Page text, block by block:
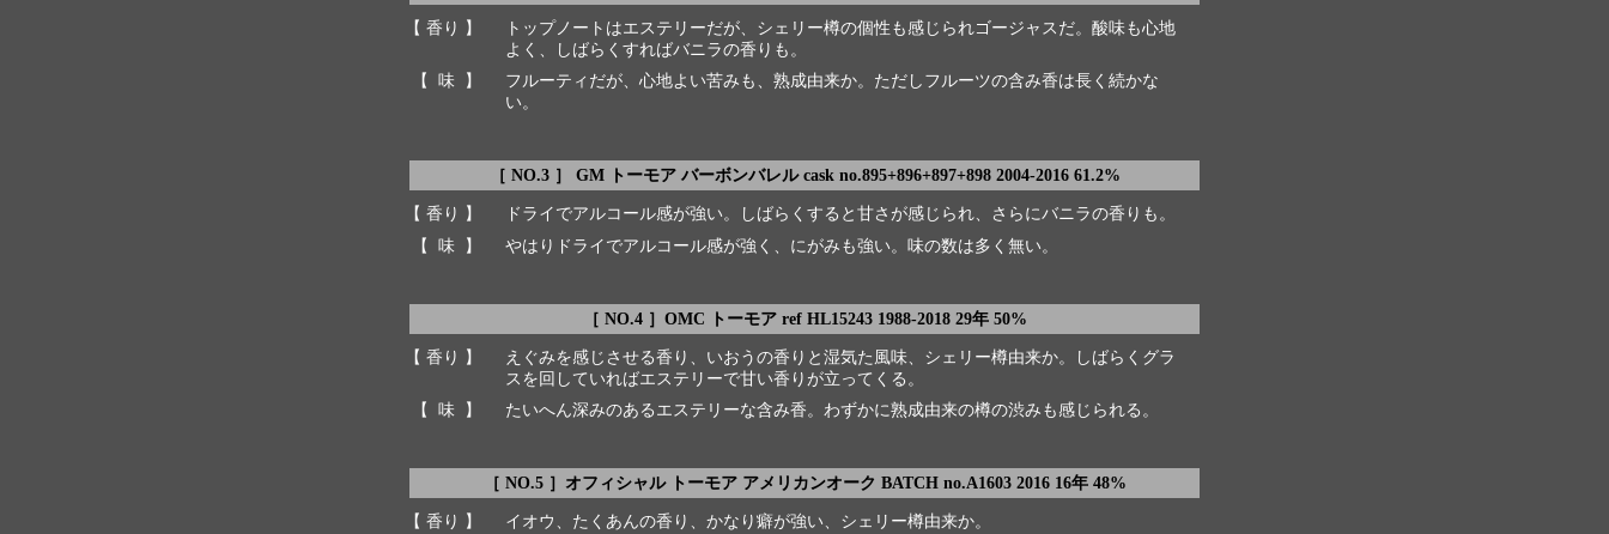
【 香り 】
トップノートはエステリーだが、シェリー樽の個性も感じられゴージャスだ。酸味も心地
よく、しばらくすればバニラの香りも。
【 味 】
フルーティだが、心地よい苦みも、熟成由来か。ただしフルーツの含み香は長く続かな
い。
［ NO.3 ］ GM トーモア バーボンバレル cask no.895+896+897+898 2004-2016 61.2%
【 香り 】
ドライでアルコール感が強い。しばらくすると甘さが感じられ、さらにバニラの香りも。
【 味 】
やはりドライでアルコール感が強く、にがみも強い。味の数は多く無い。
［ NO.4 ］OMC トーモア ref HL15243 1988-2018 29年 50%
【 香り 】
えぐみを感じさせる香り、いおうの香りと湿気た風味、シェリー樽由来か。しばらくグラ
スを回していればエステリーで甘い香りが立ってくる。
【 味 】
たいへん深みのあるエステリーな含み香。わずかに熟成由来の樽の渋みも感じられる。
［ NO.5 ］オフィシャル トーモア アメリカンオーク BATCH no.A1603 2016 16年 48%
【 香り 】
イオウ、たくあんの香り、かなり癖が強い、シェリー樽由来か。